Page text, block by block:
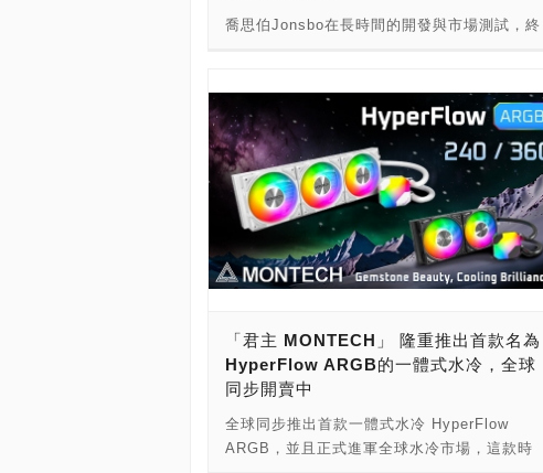
喬思伯Jonsbo在長時間的開發與市場測試，終
的開發宗旨，一來就全套，亮點滿滿。 TF2-
360一體式水冷除了已安裝全幅式無限鏡魔組
扇ZK-120版本之外，更推出了無風扇的「裸
排」，消費者可以自行選擇水冷風扇，除了不
浪費原本自有的風扇、能夠實現水冷風扇外觀
自由，價位更親民！ TF2-360 一體式水冷可
搭配3顆ZK-120全幅式無限鏡魔組扇，3扇連
接，細緻又連貫的無限鏡光效震撼力滿點，軸
心同樣有無限鏡，ARGB無限鏡光在機殼內無
風扇都能提供61CFM的大風量。 散熱、螢
幕、無限鏡 · 一線啟動 冷頭內強大的芯片、薄
型加大的微凸純銅底、3000RPM強力水泵、
14條鰭片密集的水道，提供優異的熱傳導效
果，集成兼具高散熱性能與高顏值的一體式水
「君主 MONTECH」 隆重推出首款名為
HyperFlow ARGB的一體式水冷，全球
同步開賣中
全球同步推出首款一體式水冷 HyperFlow
ARGB，並且正式進軍全球水冷市場，這款時